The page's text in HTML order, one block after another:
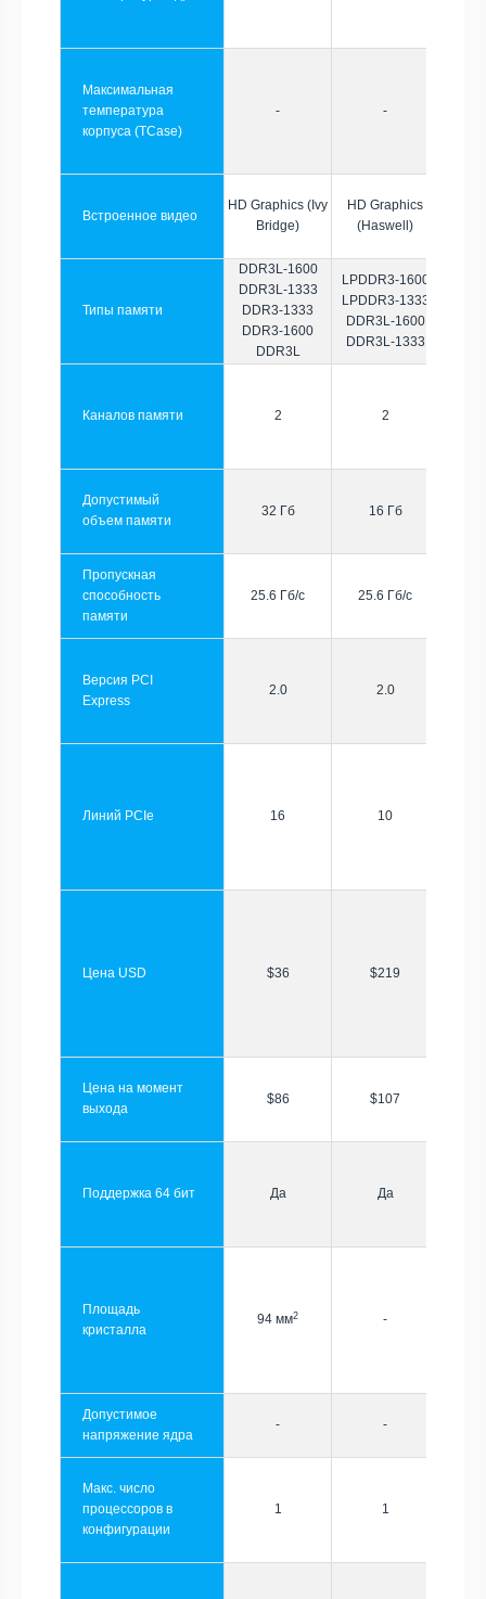
Максимальная
температура
корпуса (TCase)
- -
Встроенное видео
HD Graphics (Ivy
Bridge)
HD Graphics
(Haswell)
Типы памяти
DDR3L-1600
DDR3L-1333
DDR3-1333
DDR3-1600
DDR3L
LPDDR3-1600
LPDDR3-1333
DDR3L-1600
DDR3L-1333
Каналов памяти 2 2
Допустимый
объем памяти
32 Гб 16 Гб
Пропускная
способность
памяти
25.6 Гб/с 25.6 Гб/с
Версия PCI
Express
2.0 2.0
Линий PCIe 16 10
Цена USD $36 $219
Цена на момент
выхода
$86 $107
Поддержка 64 бит Да Да
Площадь
кристалла
94 мм2 -
Допустимое
напряжение ядра
- -
Макс. число
процессоров в
конфигурации
1 1